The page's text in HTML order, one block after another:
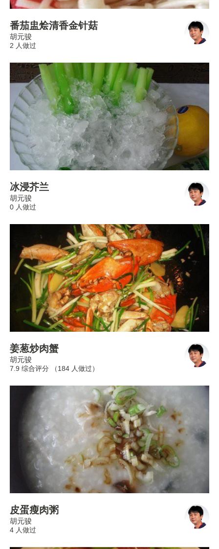
番茄盅烩清香金针菇
胡元骏
2 人做过
冰浸芥兰
胡元骏
0 人做过
姜葱炒肉蟹
胡元骏
7.9 综合评分 （184 人做过）
皮蛋瘦肉粥
胡元骏
4 人做过